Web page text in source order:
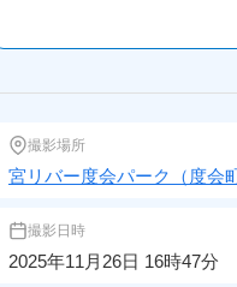
撮影場所
宮リバー度会パーク（度会町
撮影日時
2025年11月26日 16時47分